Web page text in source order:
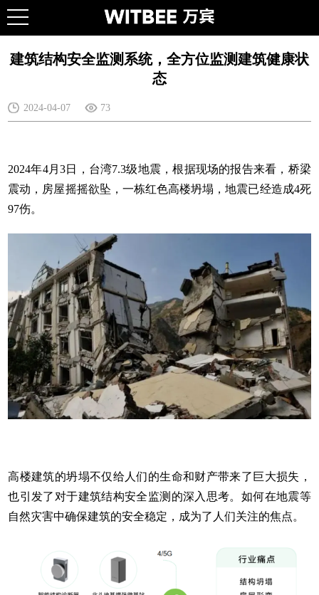
建筑结构安全监测系统，全方位监测建筑健康状
态
2024-04-07 73
2024年4月3日，台湾7.3级地震，根据现场的报告来看，桥梁
震动，房屋摇摇欲坠，一栋红色高楼坍塌，地震已经造成4死
97伤。
高楼建筑的坍塌不仅给人们的生命和财产带来了巨大损失，
也引发了对于建筑结构安全监测的深入思考。如何在地震等
自然灾害中确保建筑的安全稳定，成为了人们关注的焦点。